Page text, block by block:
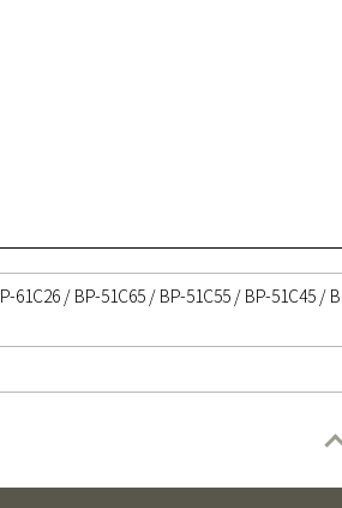
61C26 / BP-51C65 / BP-51C55 / BP-51C45 /